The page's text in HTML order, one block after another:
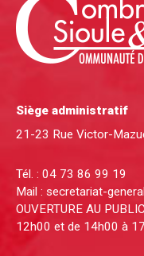
Siège administratif
21-23 Rue Victor-
Tél. : 04 73 86 99 19
Mail : secretariat-
OUVERTURE AU
12h00 et de 14h00 à